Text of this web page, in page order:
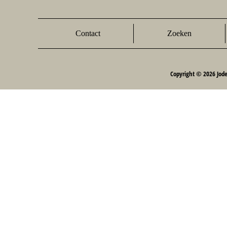
Contact Zoeken
Copyright © 2026